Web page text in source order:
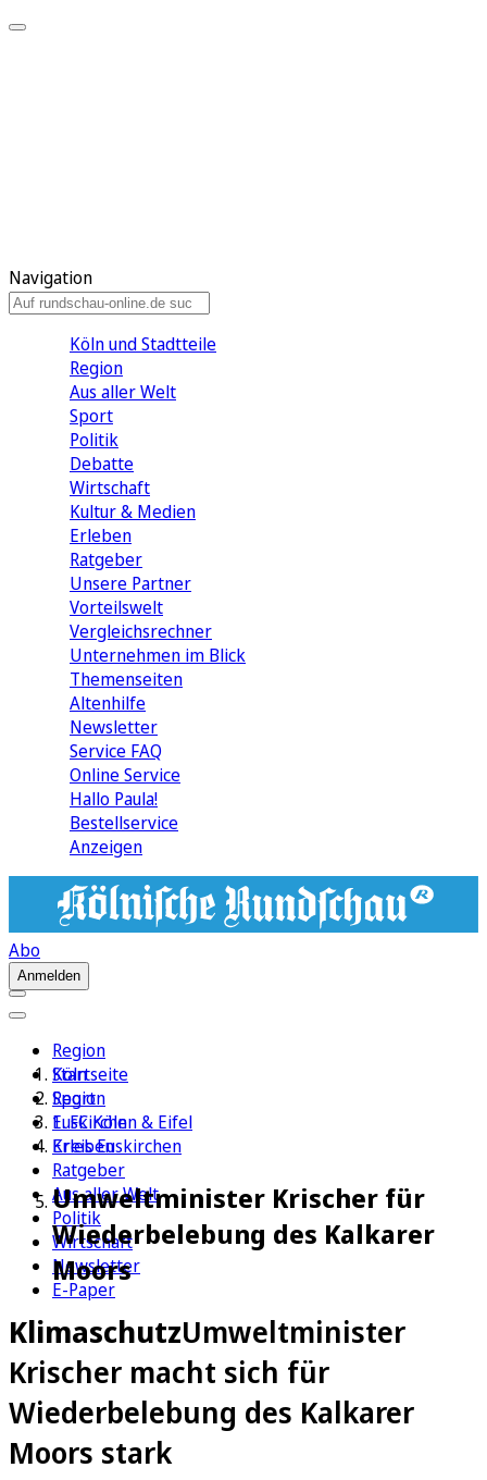
Navigation
Köln und Stadtteile
Region
Aus aller Welt
Sport
Politik
Debatte
Wirtschaft
Kultur & Medien
Erleben
Ratgeber
Unsere Partner
Vorteilswelt
Vergleichsrechner
Unternehmen im Blick
Themenseiten
Altenhilfe
Newsletter
Service FAQ
Online Service
Hallo Paula!
Bestellservice
Anzeigen
Abo
Anmelden
Region
Köln
Sport
1. FC Köln
Erleben
Ratgeber
Aus aller Welt
Politik
Wirtschaft
Newsletter
E-Paper
Startseite
Region
Euskirchen & Eifel
Kreis Euskirchen
Umweltminister Krischer für
Wiederbelebung des Kalkarer
Moors
KlimaschutzUmweltminister
Krischer macht sich für
Wiederbelebung des Kalkarer
Moors stark